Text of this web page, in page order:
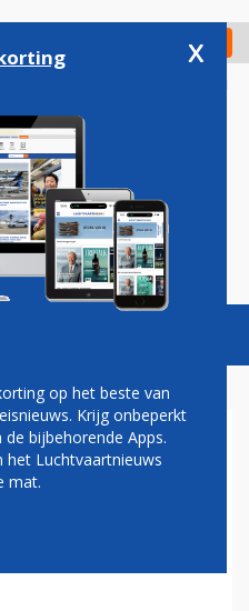
Check in
Vacatures
A330
x
op het beste van
Krijg onbeperkt
bijbehorende Apps.
het Luchtvaartnieuws
mat.